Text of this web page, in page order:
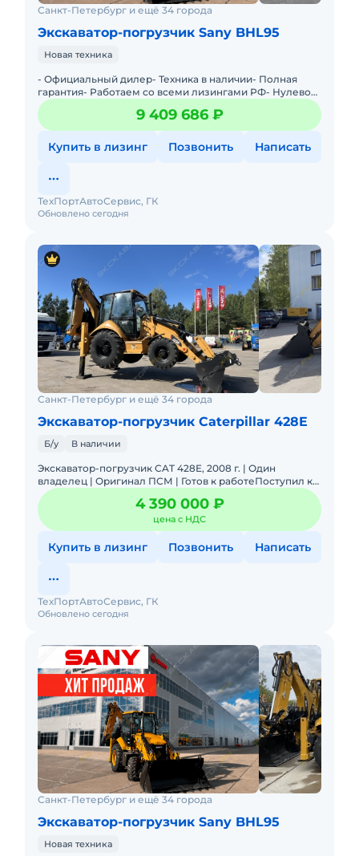
Санкт-Петербург и ещё 34 города
Экскаватор-погрузчик Sany BHL95
Новая техника
- Официальный дилер- Техника в наличии- Пoлная
гарантия- Работаем со всеми лизингами РФ- Нулевой
аванс- Дoставка техники в любую тoчку Рoссии- Трейд
инМы предла
9 409 686 ₽
Купить в лизинг Позвонить Написать
Обновлено сегодня
ТехПортАвтоСервис, ГК
Санкт-Петербург и ещё 34 города
Экскаватор-погрузчик Caterpillar 428E
Б/у В наличии
Экскаватор-погрузчик CAT 428E, 2008 г. | Один
владелец | Оригинал ПСМ | Готов к работеПоступил к
нам по программе Trade-In от постоянного клиента
при покупке но
4 390 000 ₽
цена с НДС
Купить в лизинг Позвонить Написать
Обновлено сегодня
ТехПортАвтоСервис, ГК
Санкт-Петербург и ещё 34 города
Экскаватор-погрузчик Sany BHL95
Новая техника